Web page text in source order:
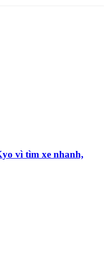
vì tìm xe nhanh,